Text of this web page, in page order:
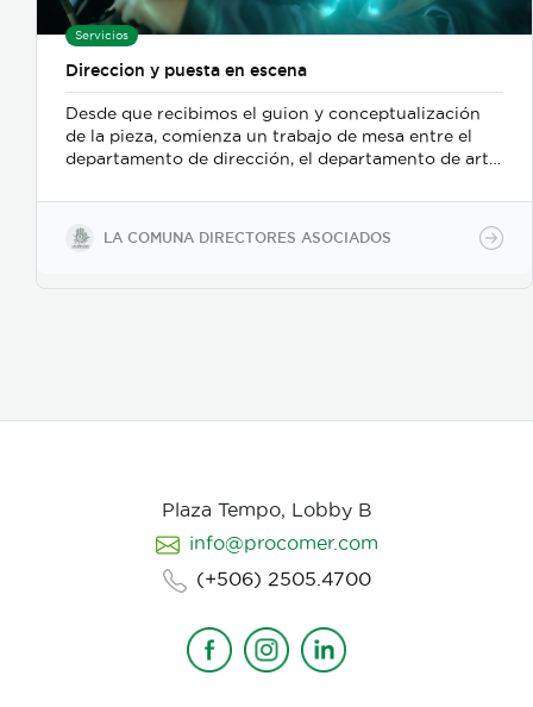
Servicios
Direccion y puesta en escena
Desde que recibimos el guion y conceptualización
de la pieza, comienza un trabajo de mesa entre el
departamento de dirección, el departamento de arte,
buscamos reforzar la historia, nos centramos
fuertemente en la selección de casting, en el tono
para los actores con instrucciones claras, paletas de
LA COMUNA DIRECTORES ASOCIADOS
Plaza Tempo, Lobby B
info@procomer.com
(+506) 2505.4700